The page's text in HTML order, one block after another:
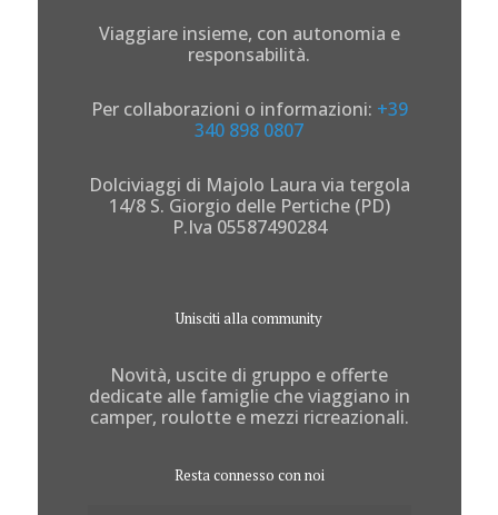
Viaggiare insieme, con autonomia e
responsabilità.
Per collaborazioni o informazioni: +39
340 898 0807
Dolciviaggi di Majolo Laura via tergola
14/8 S. Giorgio delle Pertiche (PD)
P.Iva 05587490284
Unisciti alla community
Novità, uscite di gruppo e offerte
dedicate alle famiglie che viaggiano in
camper, roulotte e mezzi ricreazionali.
Resta connesso con noi